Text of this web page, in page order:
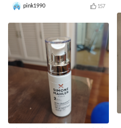
pink1990 157